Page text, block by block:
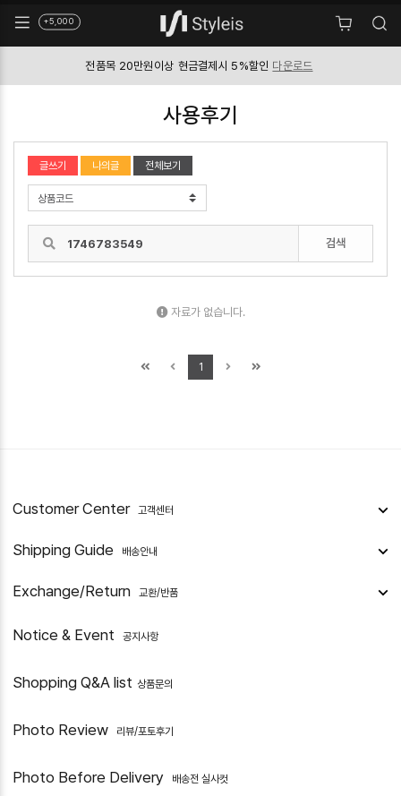
+5,000
전품목 20만원이상 현금결제시 5%할인 다운로드
사용후기
글쓰기 나의글 전체보기
검색
자료가 없습니다.
1
Customer Center 고객센터
Shipping Guide 배송안내
Exchange/Return 교환/반품
Notice & Event 공지사항
Shopping Q&A list 상품문의
Photo Review 리뷰/포토후기
Photo Before Delivery 배송전 실사컷